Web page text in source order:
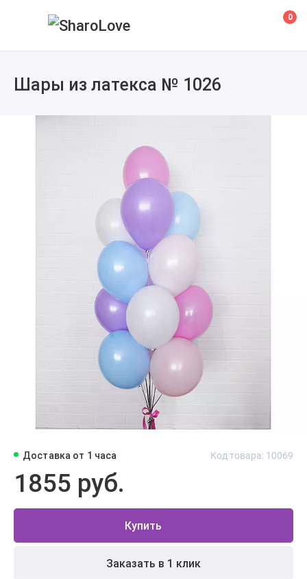
0
Шары из латекса № 1026
Доставка от 1 часа Код товара: 10069
1855 руб.
Купить
Заказать в 1 клик